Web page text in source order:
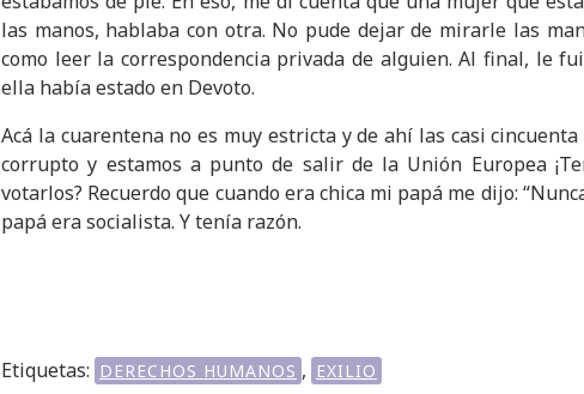
las manos, hablaba con otra. No pude dejar de mirarle las
como leer la correspondencia privada de alguien. Al final, le
ella había estado en Devoto.
Acá la cuarentena no es muy estricta y de ahí las casi
corrupto y estamos a punto de salir de la Unión Europea
votarlos? Recuerdo que cuando era chica mi papá me dijo:
papá era socialista. Y tenía razón.
Etiquetas: DERECHOS HUMANOS , EXILIO